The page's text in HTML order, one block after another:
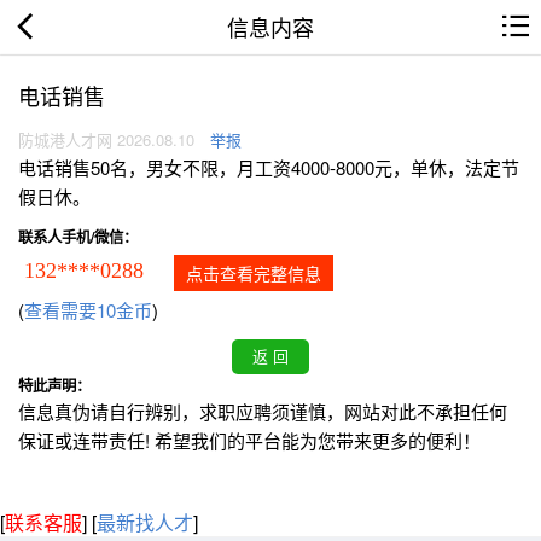
信息内容
电话销售
防城港人才网 2026.08.10 举报
电话销售50名，男女不限，月工资4000-8000元，单休，法定节
假日休。
联系人手机/微信：
132****0288 点击查看完整信息
(查看需要10金币)
特此声明：
信息真伪请自行辨别，求职应聘须谨慎，网站对此不承担任何
保证或连带责任! 希望我们的平台能为您带来更多的便利！
[联系客服] [最新找人才]